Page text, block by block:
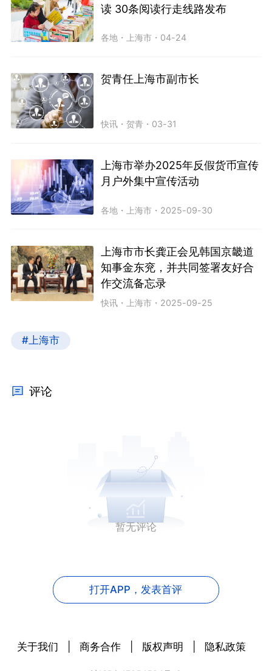
读 30条阅读行走线路发布
各地 ・ 上海市 ・ 04-24
贺青任上海市副市长
快讯 ・贺青 ・ 03-31
上海市举办2025年反假货币宣传
月户外集中宣传活动
各地 ・ 上海市 ・ 2025-09-30
上海市市长龚正会见韩国京畿道
知事金东兖，并共同签署友好合
作交流备忘录
快讯 ・ 上海市 ・ 2025-09-25
#上海市
评论
暂无评论
打开APP，发表首评
关于我们 商务合作 版权声明 隐私政策